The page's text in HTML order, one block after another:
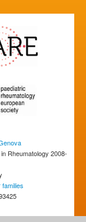
Rheumatology 2008-